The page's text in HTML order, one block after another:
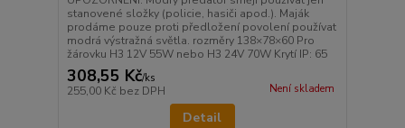
stanovené složky (policie, hasiči apod.). Maják
prodáme pouze proti předložení povolení používat
modrá výstražná světla. rozměry 138×78×60 Pro
žárovku H3 12V 55W nebo H3 24V 70W Krytí IP: 65
308,55 Kč/ks
255,00 Kč bez DPH Není skladem
Detail